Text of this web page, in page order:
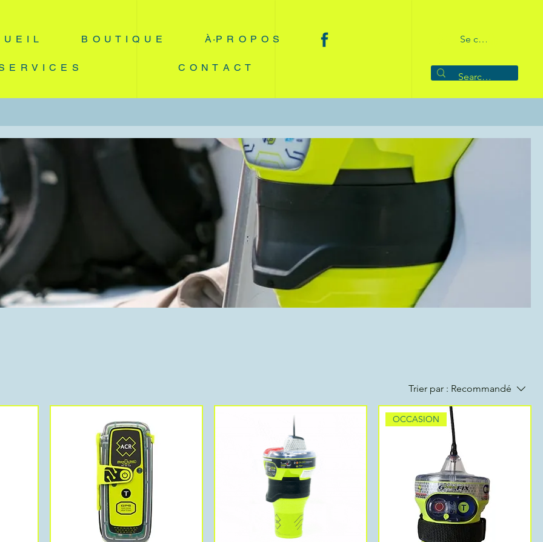
Se connecter
U E I L B O U T I Q U E À·P R O P O S
E R V I C E S C O N T A C T
Trier par : Recommandé
OCCASION